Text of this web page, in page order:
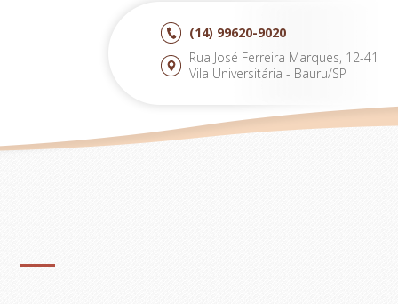
(14) 99620-9020
Rua José Ferreira Marques, 12-41
Vila Universitária - Bauru/SP